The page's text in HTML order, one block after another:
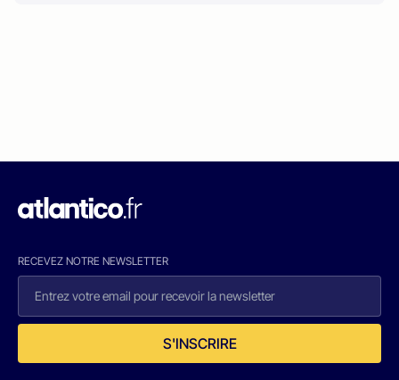
RECEVEZ NOTRE NEWSLETTER
S'INSCRIRE